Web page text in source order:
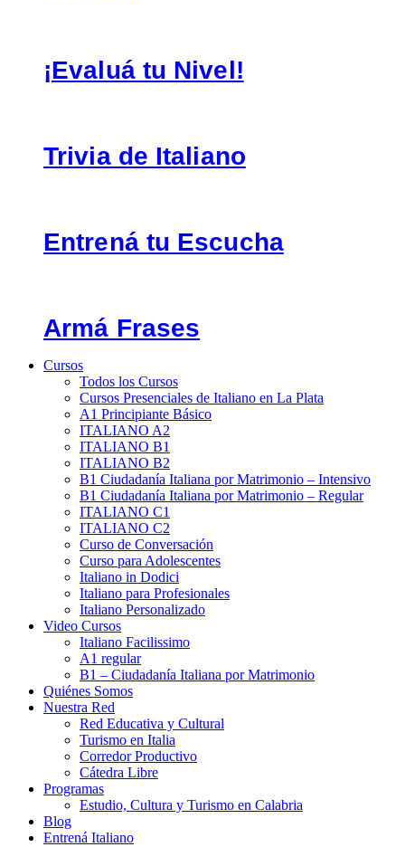
¡Evaluá tu Nivel!
Trivia de Italiano
Entrená tu Escucha
Armá Frases
Cursos
Todos los Cursos
Cursos Presenciales de Italiano en La Plata
A1 Principiante Básico
ITALIANO A2
ITALIANO B1
ITALIANO B2
B1 Ciudadanía Italiana por Matrimonio – Intensivo
B1 Ciudadanía Italiana por Matrimonio – Regular
ITALIANO C1
ITALIANO C2
Curso de Conversación
Curso para Adolescentes
Italiano in Dodici
Italiano para Profesionales
Italiano Personalizado
Video Cursos
Italiano Facilissimo
A1 regular
B1 – Ciudadanía Italiana por Matrimonio
Quiénes Somos
Nuestra Red
Red Educativa y Cultural
Turismo en Italia
Corredor Productivo
Cátedra Libre
Programas
Estudio, Cultura y Turismo en Calabria
Blog
Entrená Italiano